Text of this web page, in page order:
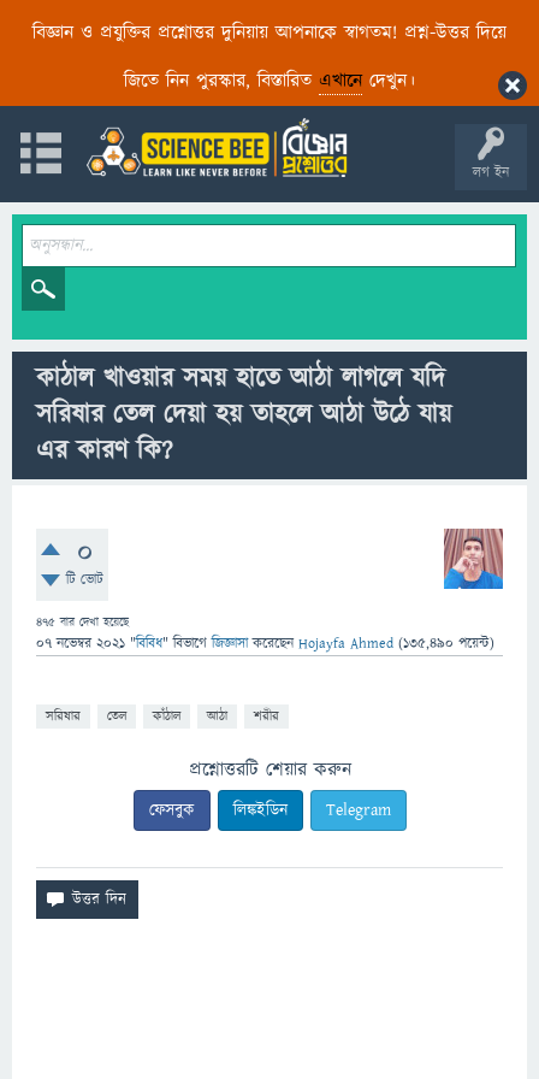
বিজ্ঞান ও প্রযুক্তির প্রশ্নোত্তর দুনিয়ায় আপনাকে স্বাগতম! প্রশ্ন-উত্তর দিয়ে
জিতে নিন পুরস্কার, বিস্তারিত এখানেদেখুন।
লগ ইন
কাঠাল খাওয়ার সময় হাতে আঠা লাগলে যদি
সরিষার তেল দেয়া হয় তাহলে আঠা উঠে যায়
এর কারণ কি?
0
টি ভোট
475 বার দেখা হয়েছে
07 নভেম্বর 2021 "বিবিধ" বিভাগে জিজ্ঞাসাকরেছেনHojayfa Ahmed (135,490 পয়েন্ট)
সরিষার তেল কাঁঠাল আঠা শরীর
প্রশ্নোত্তরটি শেয়ার করুন
ফেসবুক লিঙ্কইডিন Telegram